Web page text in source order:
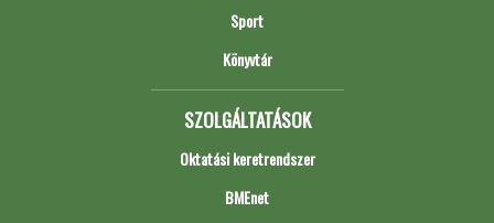
Sport
Könyvtár
SZOLGÁLTATÁSOK
Oktatási keretrendszer
BMEnet